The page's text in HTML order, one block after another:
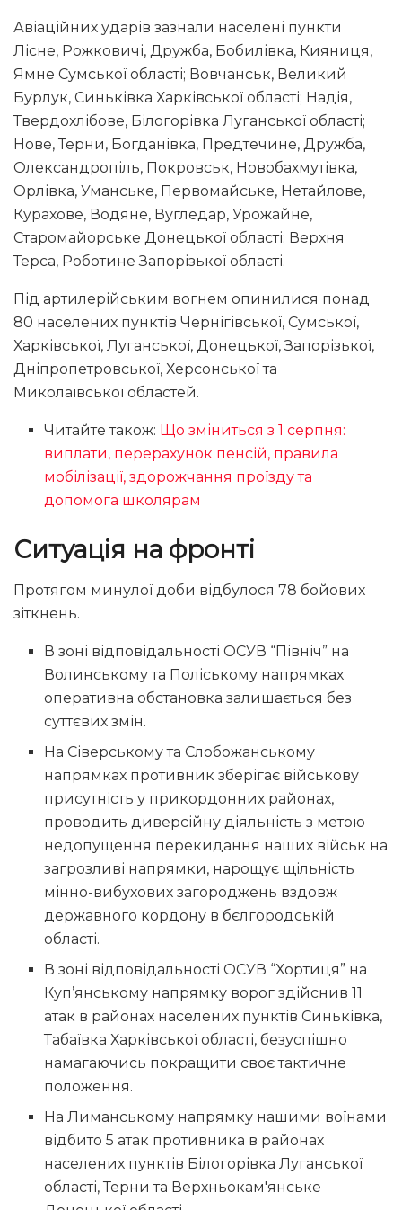
Авіаційних ударів зазнали населені пункти
Лісне, Рожковичі, Дружба, Бобилівка, Кияниця,
Ямне Сумської області; Вовчанськ, Великий
Бурлук, Синьківка Харківської області; Надія,
Твердохлібове, Білогорівка Луганської області;
Нове, Терни, Богданівка, Предтечине, Дружба,
Олександропіль, Покровськ, Новобахмутівка,
Орлівка, Уманське, Первомайське, Нетайлове,
Курахове, Водяне, Вугледар, Урожайне,
Старомайорське Донецької області; Верхня
Терса, Роботине Запорізької області.
Під артилерійським вогнем опинилися понад
80 населених пунктів Чернігівської, Сумської,
Харківської, Луганської, Донецької, Запорізької,
Дніпропетровської, Херсонської та
Миколаївської областей.
Читайте також: Що зміниться з 1 серпня:
виплати, перерахунок пенсій, правила
мобілізації, здорожчання проїзду та
допомога школярам
Ситуація на фронті
Протягом минулої доби відбулося 78 бойових
зіткнень.
В зоні відповідальності ОСУВ “Північ” на
Волинському та Поліському напрямках
оперативна обстановка залишається без
суттєвих змін.
На Сіверському та Слобожанському
напрямках противник зберігає військову
присутність у прикордонних районах,
проводить диверсійну діяльність з метою
недопущення перекидання наших військ на
загрозливі напрямки, нарощує щільність
мінно-вибухових загороджень вздовж
державного кордону в бєлгородській
області.
В зоні відповідальності ОСУВ “Хортиця” на
Куп’янському напрямку ворог здійснив 11
атак в районах населених пунктів Синьківка,
Табаївка Харківської області, безуспішно
намагаючись покращити своє тактичне
положення.
На Лиманському напрямку нашими воїнами
відбито 5 атак противника в районах
населених пунктів Білогорівка Луганської
області, Терни та Верхньокам′янське